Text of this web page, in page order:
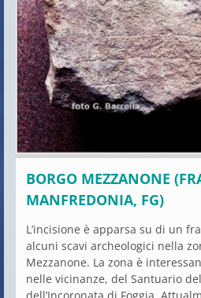
BORGO MEZZANONE
MANFREDONIA, FG)
L’incisione è apparsa su di un
alcuni scavi archeologici nella
Mezzanone. La zona è
nelle vicinanze, del Santuario